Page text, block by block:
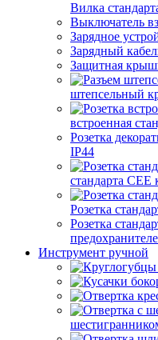
Вилка
Выключатель
Зарядное
Зарядный
Защитная
штепсельный
встроенная
Розетка
IP44
стандарта СЕЕ
Розетка
Розетка
Инструмент ручной